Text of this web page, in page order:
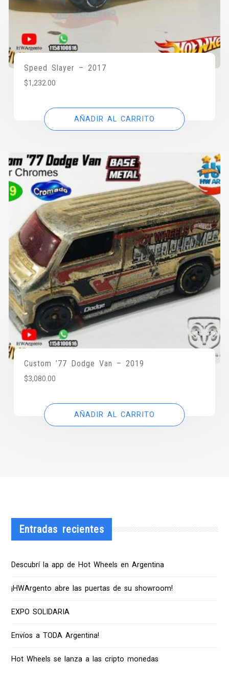
Speed Slayer – 2017
$1,232.00
AÑADIR AL CARRITO
Custom ’77 Dodge Van – 2019
$3,080.00
AÑADIR AL CARRITO
Entradas recientes
Descubrí la app de Hot Wheels en Argentina
¡HWArgento abre las puertas de su showroom!
EXPO SOLIDARIA
Envíos a TODA Argentina!
Hot Wheels se lanza a las cripto monedas